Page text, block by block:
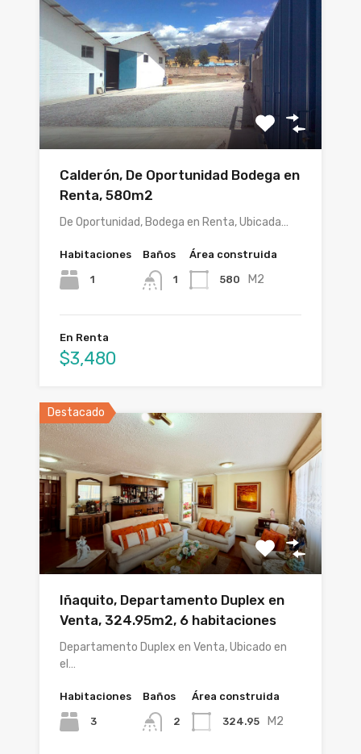
Calderón, De Oportunidad Bodega en
Renta, 580m2
De Oportunidad, Bodega en Renta, Ubicada…
Habitaciones
1
Baños
1
Área construida
580 M2
En Renta
$3,480
Destacado
Iñaquito, Departamento Duplex en
Venta, 324.95m2, 6 habitaciones
Departamento Duplex en Venta, Ubicado en
el…
Habitaciones
3
Baños
2
Área construida
324.95 M2